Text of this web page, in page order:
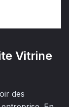
Vitrine
des